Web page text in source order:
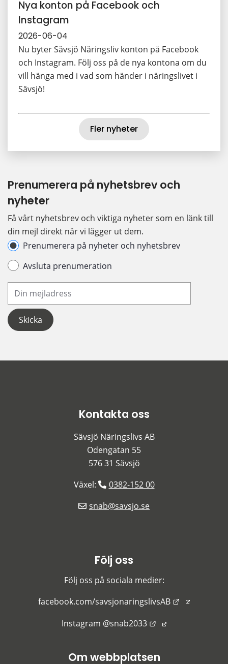
Nya konton på Facebook och
Instagram
2026-06-04
Nu byter Sävsjö Näringsliv konton på Facebook
och Instagram. Följ oss på de nya kontona om du
vill hänga med i vad som händer i näringslivet i
Sävsjö!
Fler nyheter
Prenumerera på nyhetsbrev och
nyheter
Få vårt nyhetsbrev och viktiga nyheter som en länk till
din mejl direkt när vi lägger ut dem.
Hantera prenumeration
Prenumerera på nyheter och nyhetsbrev
Avsluta prenumeration
Din e-postadress
Kontakta oss
Sävsjö Näringslivs AB
Odengatan 55
576 31 Sävsjö
Växel:
0382-152 00
snab@savsjo.se
Följ oss
Följ oss på sociala medier:
facebook.com/savsjonaringslivsAB
Länk till
Instagram @snab2033 Länk till annan
Om webbplatsen